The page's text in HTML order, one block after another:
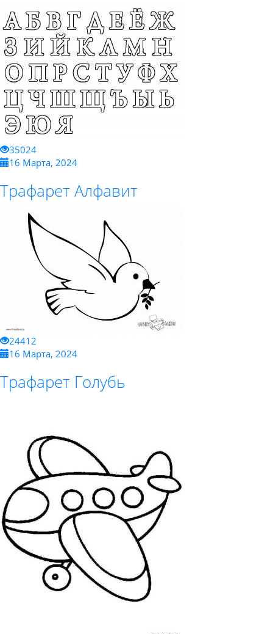
35024
16 Марта, 2024
Трафарет Алфавит
24412
16 Марта, 2024
Трафарет Голубь